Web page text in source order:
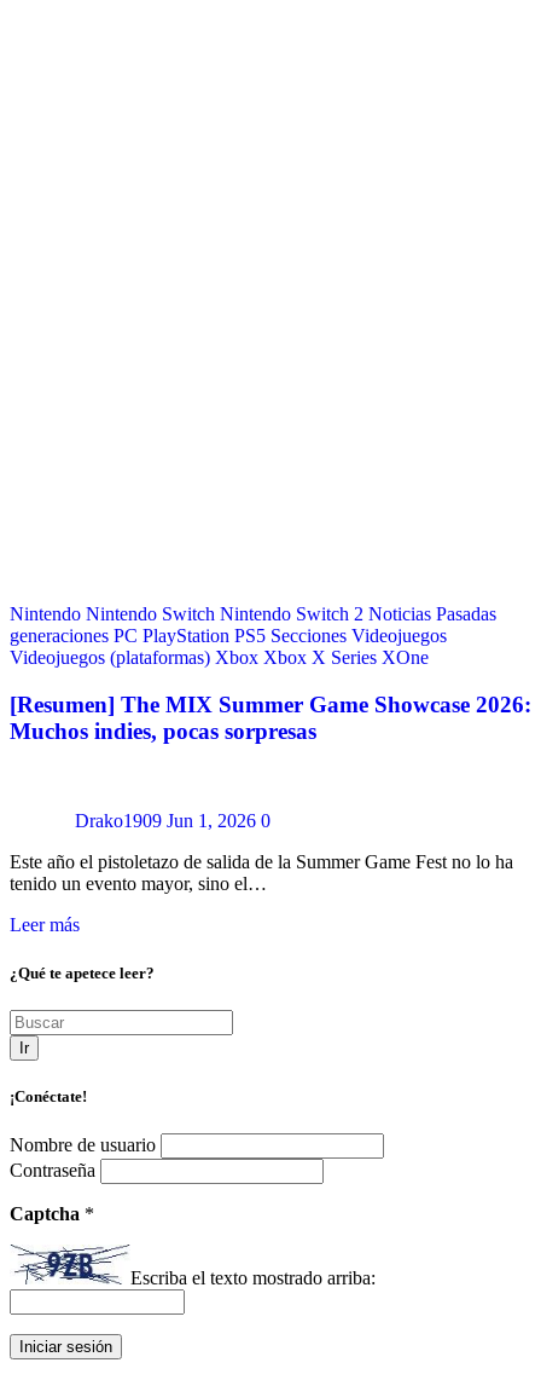
Nintendo Nintendo Switch Nintendo Switch 2 Noticias Pasadas
generaciones PC PlayStation PS5 Secciones Videojuegos
Videojuegos (plataformas) Xbox Xbox X Series XOne
[Resumen] The MIX Summer Game Showcase 2026:
Muchos indies, pocas sorpresas
Drako1909 Jun 1, 2026 0
Este año el pistoletazo de salida de la Summer Game Fest no lo ha
tenido un evento mayor, sino el…
Leer más
¿Qué te apetece leer?
Ir
¡Conéctate!
Nombre de usuario
Contraseña
Captcha *
Escriba el texto mostrado arriba: